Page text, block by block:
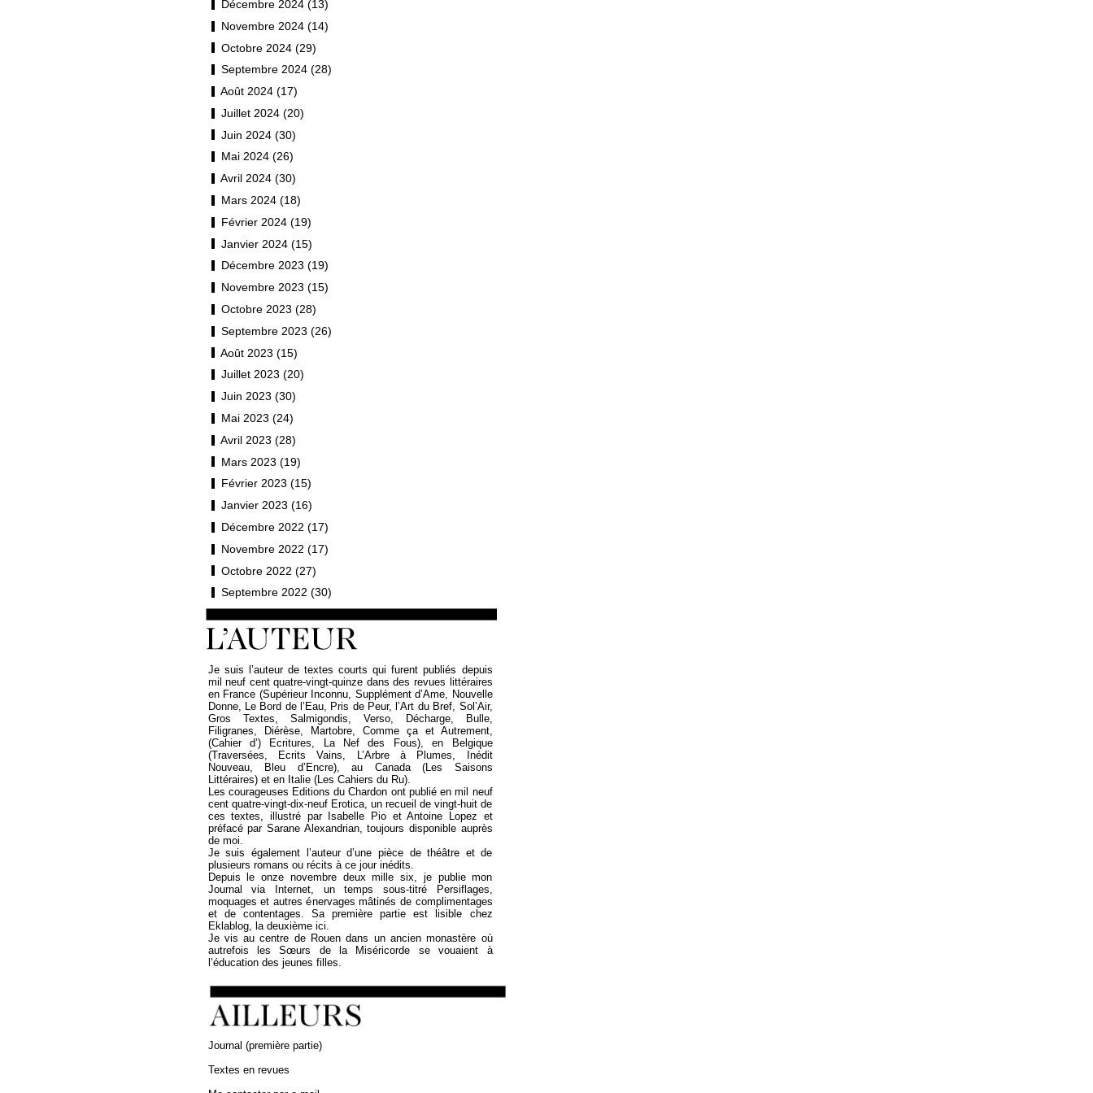
Décembre 2024 (13)
Novembre 2024 (14)
Octobre 2024 (29)
Septembre 2024 (28)
Août 2024 (17)
Juillet 2024 (20)
Juin 2024 (30)
Mai 2024 (26)
Avril 2024 (30)
Mars 2024 (18)
Février 2024 (19)
Janvier 2024 (15)
Décembre 2023 (19)
Novembre 2023 (15)
Octobre 2023 (28)
Septembre 2023 (26)
Août 2023 (15)
Juillet 2023 (20)
Juin 2023 (30)
Mai 2023 (24)
Avril 2023 (28)
Mars 2023 (19)
Février 2023 (15)
Janvier 2023 (16)
Décembre 2022 (17)
Novembre 2022 (17)
Octobre 2022 (27)
Septembre 2022 (30)
Je suis l’auteur de textes courts qui furent publiés depuis
mil neuf cent quatre-vingt-quinze dans des revues littéraires
en France (Supérieur Inconnu, Supplément d’Ame, Nouvelle
Donne, Le Bord de l’Eau, Pris de Peur, l’Art du Bref, Sol’Air,
Gros Textes, Salmigondis, Verso, Décharge, Bulle,
Filigranes, Diérèse, Martobre, Comme ça et Autrement,
(Cahier d’) Ecritures, La Nef des Fous), en Belgique
(Traversées, Ecrits Vains, L’Arbre à Plumes, Inédit
Nouveau, Bleu d’Encre), au Canada (Les Saisons
Littéraires) et en Italie (Les Cahiers du Ru).
Les courageuses Editions du Chardon ont publié en mil neuf
cent quatre-vingt-dix-neuf Erotica, un recueil de vingt-huit de
ces textes, illustré par Isabelle Pio et Antoine Lopez et
préfacé par Sarane Alexandrian, toujours disponible auprès
de moi.
Je suis également l’auteur d’une pièce de théâtre et de
plusieurs romans ou récits à ce jour inédits.
Depuis le onze novembre deux mille six, je publie mon
Journal via Internet, un temps sous-titré Persiflages,
moquages et autres énervages mâtinés de complimentages
et de contentages. Sa première partie est lisible chez
Eklablog, la deuxième ici.
Je vis au centre de Rouen dans un ancien monastère où
autrefois les Sœurs de la Miséricorde se vouaient à
l’éducation des jeunes filles.
Journal (première partie)
Textes en revues